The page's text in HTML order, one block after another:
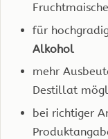
für
Alkohol
mehr
Destillat
bei richtiger